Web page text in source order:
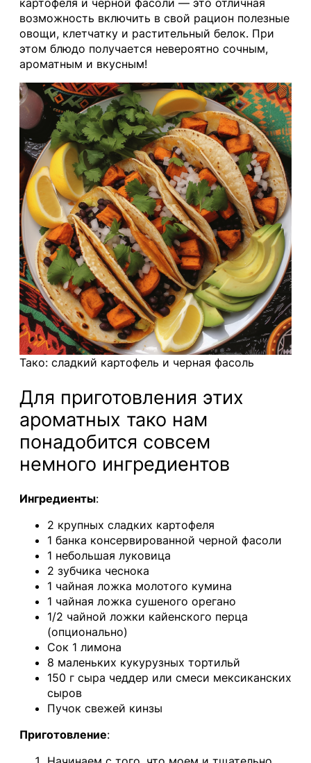
возможность включить в свой рацион полезные
овощи, клетчатку и растительный белок. При
этом блюдо получается невероятно сочным,
ароматным и вкусным!
Тако: сладкий картофель и черная фасоль
Для приготовления этих
ароматных тако нам
понадобится совсем
немного ингредиентов
Ингредиенты:
2 крупных сладких картофеля
1 банка консервированной черной фасоли
1 небольшая луковица
2 зубчика чеснока
1 чайная ложка молотого кумина
1 чайная ложка сушеного орегано
1/2 чайной ложки кайенского перца
(опционально)
Сок 1 лимона
8 маленьких кукурузных тортильй
150 г сыра чеддер или смеси мексиканских
сыров
Пучок свежей кинзы
Приготовление: